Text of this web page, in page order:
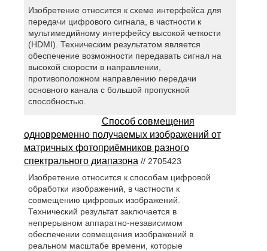
Изобретение относится к схеме интерфейса для
передачи цифрового сигнала, в частности к
мультимедийному интерфейсу высокой четкости
(HDMI). Техническим результатом является
обеспечение возможности передавать сигнал на
высокой скорости в направлении,
противоположном направлению передачи
основного канала с большой пропускной
способностью.
Способ совмещения
одновременно получаемых изображений от
матричных фотоприёмников разного
спектрального диапазона // 2705423
Изобретение относится к способам цифровой
обработки изображений, в частности к
совмещению цифровых изображений.
Технический результат заключается в
непрерывном аппаратно-независимом
обеспечении совмещения изображений в
реальном масштабе времени, которые